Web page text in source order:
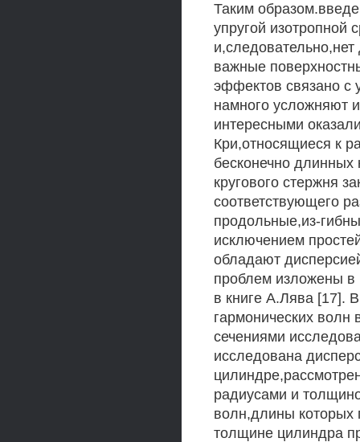
Таким
упругой изотропной
важные
эффектов связано с
намного усложняют
интересными
Кри,относящиеся к
бесконечно длинных
кругового стержня
соответствующего
продольные,из-
исключением
обладают
проблем изложены в
в книге А.Лява [17].
гармонических
сечениями
исследована
радиусами и
волн,длины которых
толщине цилиндра